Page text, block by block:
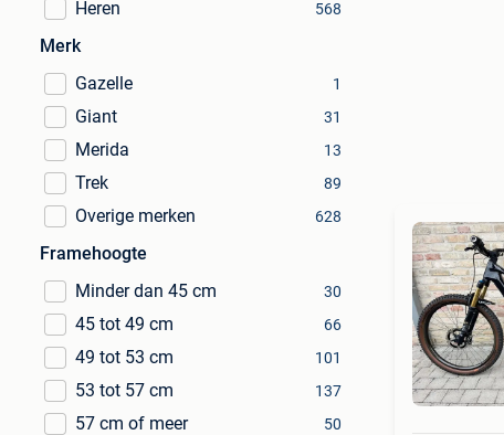
Heren 568
Merk
Gazelle
1
Giant 31
Merida 13
Trek 89
Overige merken 628
Framehoogte
Minder dan 45 cm
30
45 tot 49 cm 66
49 tot 53 cm 101
53 tot 57 cm 137
57 cm of meer 50